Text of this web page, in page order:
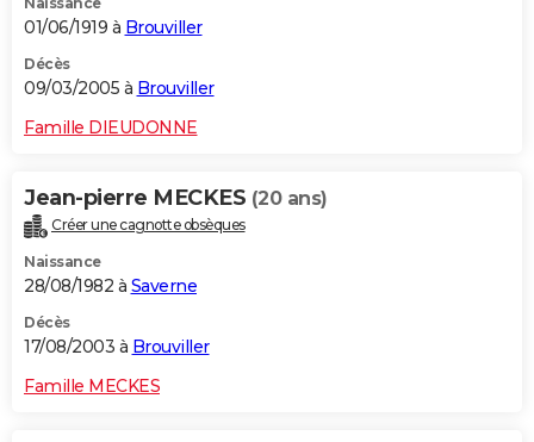
01/06/1919 à Brouviller
Décès
09/03/2005 à Brouviller
Famille DIEUDONNE
Jean-pierre MECKES (20 ans)
Créer une cagnotte obsèques
Naissance
28/08/1982 à Saverne
Décès
17/08/2003 à Brouviller
Famille MECKES